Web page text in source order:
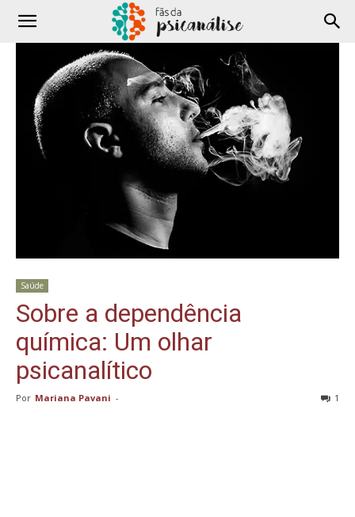
Saúde
Sobre a dependência
química: Um olhar
psicanalítico
Por Mariana Pavani - 1